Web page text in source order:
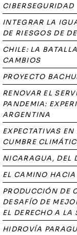
CIBERSEGURIDAD
INTEGRAR LA
DE RIESGOS DE
CHILE: LA
CAMBIOS
PROYECTO
RENOVAR EL
PANDEMIA:
ARGENTINA
EXPECTATIVAS
CUMBRE
NICARAGUA, DEL
EL CAMINO HACIA
PRODUCCIÓN DE
DESAFÍO DE
EL DERECHO A LA
HIDROVÍA